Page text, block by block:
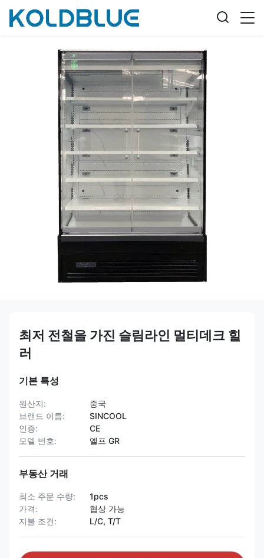
최저 전철을 가진 슬림라인 멀티데크 힐
러
기본 특성
원산지:
중국
브랜드 이름:
SINCOOL
인증:
CE
모델 번호:
엘프 GR
부동산 거래
최소 주문 수량:
1pcs
가격:
협상 가능
지불 조건:
L/C, T/T